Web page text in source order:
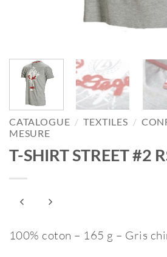
CATALOGUE / TEXTILES /
MESURE
T-SHIRT STREET #2
100% coton – 165 g – Gris